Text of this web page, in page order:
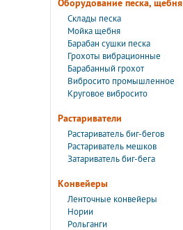
Оборудование песка, щебня
Склады песка
Мойка щебня
Барабан сушки песка
Грохоты вибрационные
Барабанный грохот
Вибросито промышленное
Круговое вибросито
Растариватели
Растариватель биг-бегов
Растариватель мешков
Затариватель биг-бега
Конвейеры
Ленточные конвейеры
Нории
Рольганги